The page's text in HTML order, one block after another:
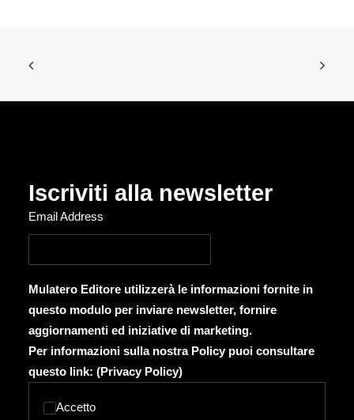
Iscriviti alla newsletter
Email Address
Mulatero Editore utilizzerà le informazioni fornite in
questo modulo per inviare newsletter, fornire
aggiornamenti ed iniziative di marketing.
Per informazioni sulla nostra Policy puoi consultare
questo link: (Privacy Policy)
Accetto